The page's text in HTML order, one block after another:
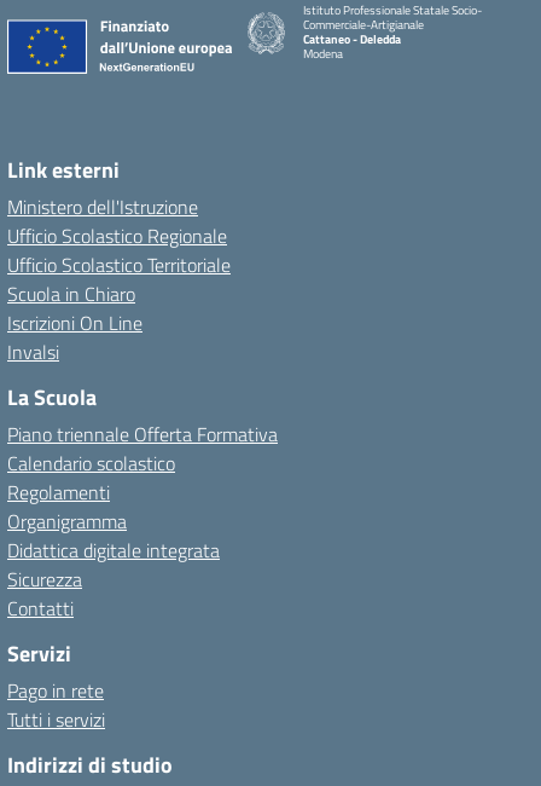
Istituto Professionale Statale Socio-
Commerciale-Artigianale
Cattaneo - Deledda
Modena
Link esterni
Ministero dell'Istruzione
Ufficio Scolastico Regionale
Ufficio Scolastico Territoriale
Scuola in Chiaro
Iscrizioni On Line
Invalsi
La Scuola
Piano triennale Offerta Formativa
Calendario scolastico
Regolamenti
Organigramma
Didattica digitale integrata
Sicurezza
Contatti
Servizi
Pago in rete
Tutti i servizi
Indirizzi di studio